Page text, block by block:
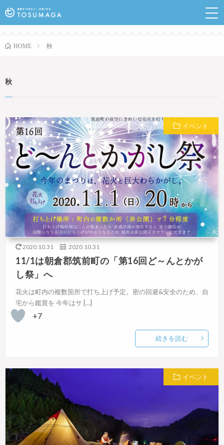
HOME 秋
秋
イベント
2020.10.31 2020.10.31
11/1は朝倉郡筑前町の「第16回ど～んとかが
し祭」へ
花火は町内の複数箇所で打ち上げ予定。密の回避&安全のため、自
宅から鑑賞を 今年はサ […]
+7
続きを読む
イベント